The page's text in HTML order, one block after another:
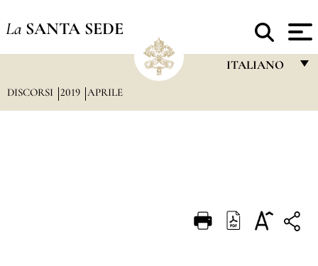
La SANTA SEDE
ITALIANO
DEUTSCH
DISCORSI 2019 APRILE